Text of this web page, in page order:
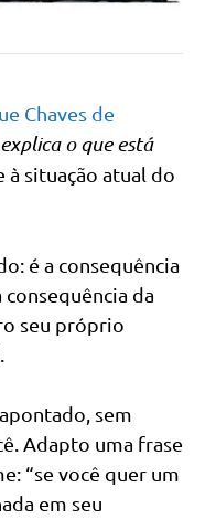
Chaves de
o que está
à situação atual do
é a consequência
da
seu próprio
sem
Adapto uma frase
“se você quer um
em seu